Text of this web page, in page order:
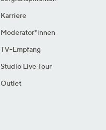
Karriere
Moderator*innen
TV-Empfang
Studio Live Tour
Outlet